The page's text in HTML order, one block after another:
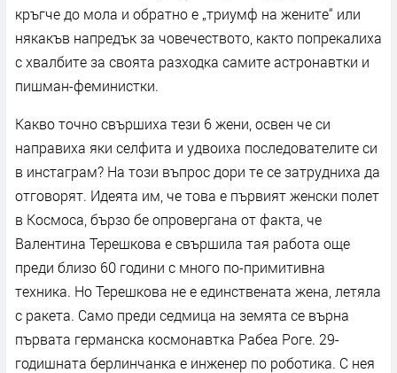
кръгче до мола и обратно е „триумф на жените“ или
някакъв напредък за човечеството, както попрекалиха
с хвалбите за своята разходка самите астронавтки и
пишман-феминистки.
Какво точно свършиха тези 6 жени, освен че си
направиха яки селфита и удвоиха последователите си
в инстаграм? На този въпрос дори те се затрудниха да
отговорят. Идеята им, че това е първият женски полет
в Космоса, бързо бе опровергана от факта, че
Валентина Терешкова е свършила тая работа още
преди близо 60 години с много по-примитивна
техника. Но Терешкова не е единствената жена, летяла
с ракета. Само преди седмица на земята се върна
първата германска космонавтка Рабеа Роге. 29-
годишната берлинчанка е инженер по роботика. С нея